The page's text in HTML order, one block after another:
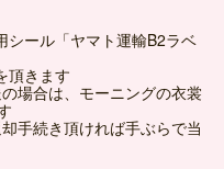
シール「ヤマト運輸B2ラベ
頂きます
場合は、モーニングの衣裳
手続き頂ければ手ぶらで当